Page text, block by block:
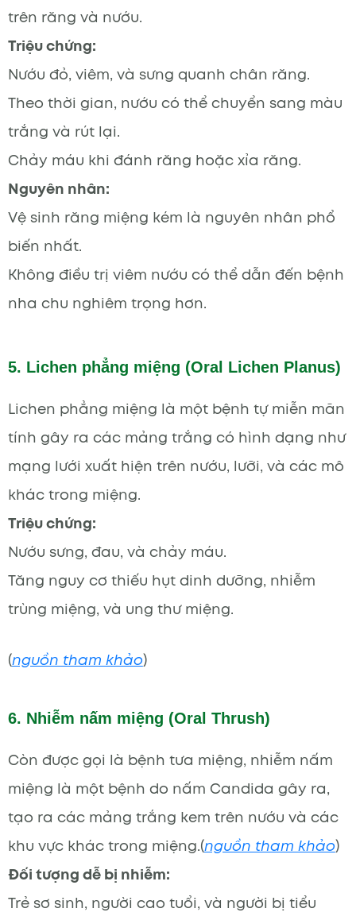
trên răng và nướu.
Triệu chứng:
Nướu đỏ, viêm, và sưng quanh chân răng.
Theo thời gian, nướu có thể chuyển sang màu
trắng và rút lại.
Chảy máu khi đánh răng hoặc xỉa răng.
Nguyên nhân:
Vệ sinh răng miệng kém là nguyên nhân phổ
biến nhất.
Không điều trị viêm nướu có thể dẫn đến bệnh
nha chu nghiêm trọng hơn.
5. Lichen phẳng miệng (Oral Lichen Planus)
Lichen phẳng miệng là một bệnh tự miễn mãn
tính gây ra các mảng trắng có hình dạng như
mạng lưới xuất hiện trên nướu, lưỡi, và các mô
khác trong miệng.
Triệu chứng:
Nướu sưng, đau, và chảy máu.
Tăng nguy cơ thiếu hụt dinh dưỡng, nhiễm
trùng miệng, và ung thư miệng.
(nguồn tham khảo)
6. Nhiễm nấm miệng (Oral Thrush)
Còn được gọi là bệnh tưa miệng, nhiễm nấm
miệng là một bệnh do nấm Candida gây ra,
tạo ra các mảng trắng kem trên nướu và các
khu vực khác trong miệng.(nguồn tham khảo)
Đối tượng dễ bị nhiễm:
Trẻ sơ sinh, người cao tuổi, và người bị tiểu